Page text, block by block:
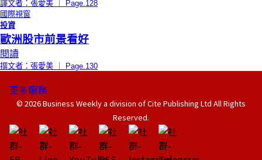
譯文者：張愛美 ｜ Page.128
國際視窗
投資
歐洲股市前景看好
閱讀
撰文者：張愛美 ｜ Page.130
更多服務
© 2026 Business Weekly a division of Cite Publishing Ltd All Rights
Reserved.